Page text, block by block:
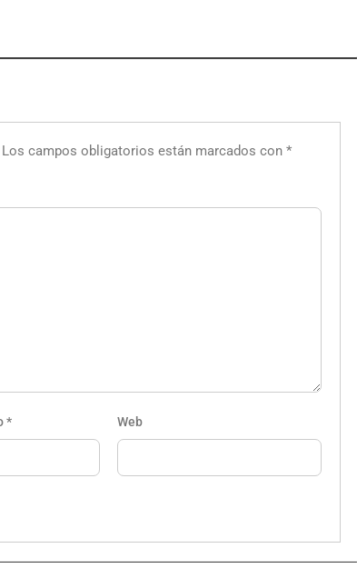
Los campos obligatorios están marcados con *
* Web